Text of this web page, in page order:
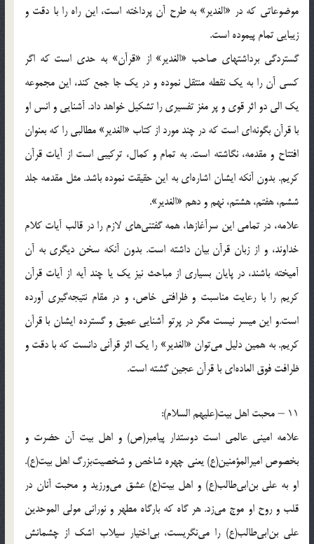
موضوعاتی که در «الغدیر» به طرح آن پرداخته است، این راه را با دقت و
زیبایی تمام پیموده است.
گستردگی برداشتهای صاحب «الغدیر» از «قرآن‌» به حدی است که اگر
کسی آن را به یک نقطه منتقل نموده و در یک جا جمع کند، این مجموعه
یک الی دو اثر قوی و پر مغز تفسیری را تشکیل خواهد داد. آشنایی و انس او
با قرآن بگونه‌ای است که در چند مورد از کتاب «الغدیر» مطالبی را که بعنوان
افتتاح و مقدمه، نگاشته است. به تمام و کمال، ترکیبی است از آیات قرآن
کریم. بدون آنکه ایشان اشاره‌ای به این حقیقت نموده باشد. مثل مقدمه جلد
ششم، هفتم، هشتم، نهم و دهم «الغدیر».
علامه، در تمامی این سرآغازها، همه گفتنی‌های لازم را در قالب آیات کلام
خداوند، و از زبان قرآن بیان داشته است. بدون آنکه سخن دیگری به آن
آمیخته باشند، در پایان بسیاری از مباحث نیز یک یا چند آیه از آیات قرآن
کریم را با رعایت مناسبت و ظرافتی خاص، و در مقام نتیجه‌گیری آورده
است.و این میسر نیست مگر در پرتو آشنایی عمیق و گسترده ایشان با قرآن
کریم. به همین دلیل می‌توان «الغدیر» را یک اثر قرآنی دانست که با دقت و
ظرافت فوق العاده‌ای با قرآن عجین گشته است.
11 – محبت اهل بیت(علیهم السلام):
علامه امینی عالمی است دوستدار پیامبر(ص) و اهل بیت آن حضرت و
بخصوص امیرالمؤمنین(ع) یعنی چهره شاخص و شخصیت‌بزرگ اهل بیت(ع).
او به علی بن‌ابی‌طالب(ع) و اهل بیت(ع) عشق می‌ورزید و محبت آنان در
قلب و روح او موج می‌زد. هر گاه که بارگاه مطهر و نورانی مولی الموحدین
علی بن‌ابی‌طالب(ع) را می‌نگریست، بی‌اختیار سیلاب اشک از چشمانش